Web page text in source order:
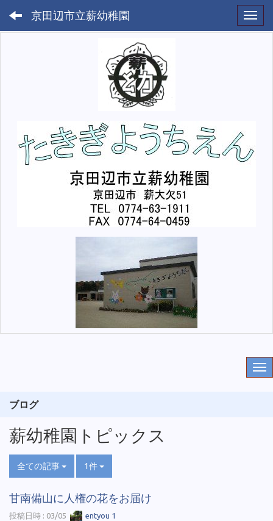
京田辺市立薪幼稚園
ブログ
薪幼稚園トピックス
全ての記事 1件
甘南備山に人権の花をお届け
投稿日時 : 03/05 entyou 1